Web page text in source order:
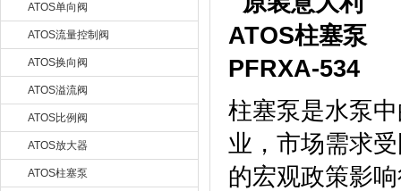
ATOS单向阀
ATOS流量控制阀
ATOS换向阀
ATOS溢流阀
ATOS比例阀
ATOS放大器
ATOS柱塞泵
柱塞泵是水泵
业，市场需求
的宏观政策影